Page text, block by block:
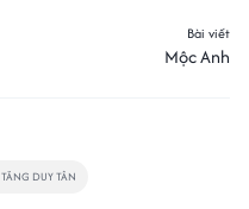
Bài viết
Mộc Anh
TĂNG DUY TÂN